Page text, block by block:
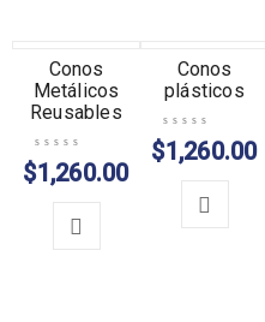
AGOTADO
Conos
Metálicos
Reusables
$1,260.00
AGOTADO
Conos
plásticos
$1,260.00